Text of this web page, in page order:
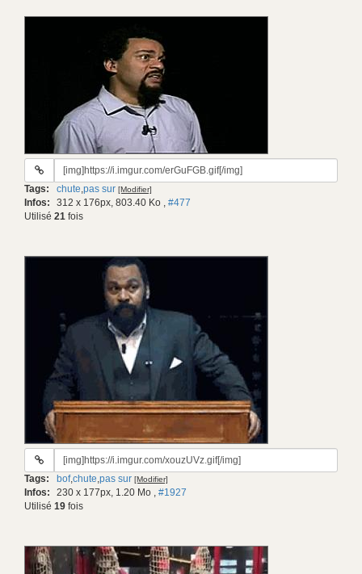
URL
gif:
Tags: chute,pas sur [Modifier]
Infos: 312 x 176px, 803.40 Ko , #477
Utilisé 21 fois
URL
gif:
Tags: bof,chute,pas sur [Modifier]
Infos: 230 x 177px, 1.20 Mo , #1927
Utilisé 19 fois